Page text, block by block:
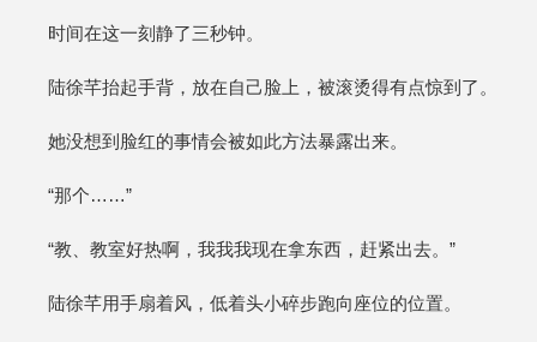
时间在这一刻静了三秒钟。
陆徐芊抬起手背，放在自己脸上，被滚烫得有点惊到了。
她没想到脸红的事情会被如此方法暴露出来。
“那个……”
“教、教室好热啊，我我我现在拿东西，赶紧出去。”
陆徐芊用手扇着风，低着头小碎步跑向座位的位置。